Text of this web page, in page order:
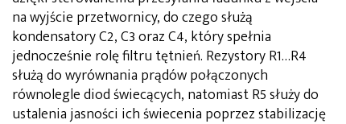
na wyjście przetwornicy, do czego służą
kondensatory C2, C3 oraz C4, który spełnia
jednocześnie rolę filtru tętnień. Rezystory R1…R4
służą do wyrównania prądów połączonych
równolegle diod świecących, natomiast R5 służy do
ustalenia jasności ich świecenia poprzez stabilizację